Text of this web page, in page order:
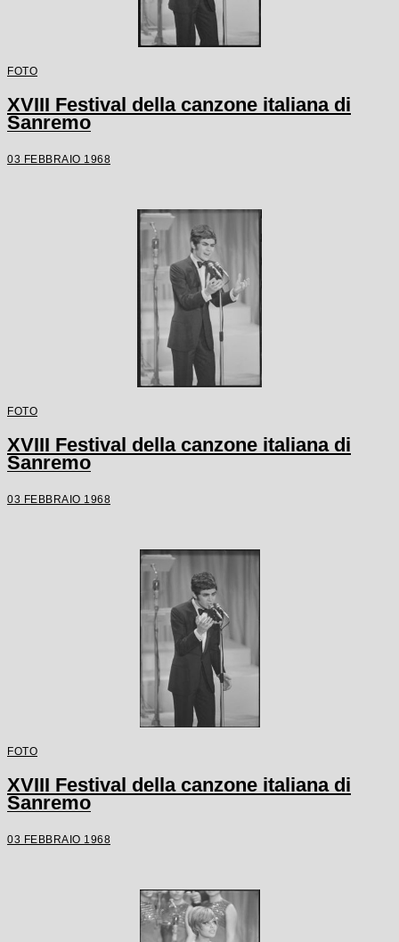
FOTO
XVIII Festival della canzone italiana di
Sanremo
03 FEBBRAIO 1968
FOTO
XVIII Festival della canzone italiana di
Sanremo
03 FEBBRAIO 1968
FOTO
XVIII Festival della canzone italiana di
Sanremo
03 FEBBRAIO 1968